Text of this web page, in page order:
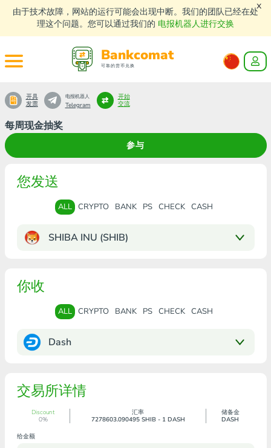
由于技术故障，网站的运行可能会出现中断。我们的团队已经在处
理这个问题。您可以通过我们的 电报机器人进行交换
x
Bankcomat
可靠的货币兑换
每周现金抽奖
参与
开具
发票
电报机器人
Telegram
开始
交流
您发送
ALL CRYPTO BANK PS CHECK CASH
SHIBA INU (SHIB)
你收
ALL CRYPTO BANK PS CHECK CASH
Dash
交易所详情
Discount
0%
汇率
7278603.090495 SHIB - 1 DASH
储备金
DASH
给金额